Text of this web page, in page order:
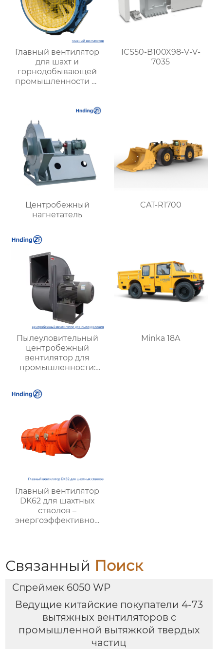
Главный вентилятор
для шахт и
горнодобывающей
промышленности —
надежность
ICS50-B100X98-V-V-
7035
Центробежный
нагнетатель
CAT-R1700
Пылеуловительный
центробежный
вентилятор для
промышленности:
решения для очистки
воздуха и повышения
Minka 18A
Главный вентилятор
DK62 для шахтных
стволов –
энергоэффективное
Связанный Поиск
Спреймек 6050 WP
Ведущие китайские покупатели 4-73
вытяжных вентиляторов с
промышленной вытяжкой твердых
частиц